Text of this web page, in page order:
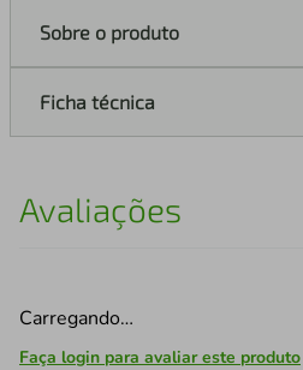
Sobre o produto
Ficha técnica
Avaliações
Carregando…
Faça login para avaliar este produto